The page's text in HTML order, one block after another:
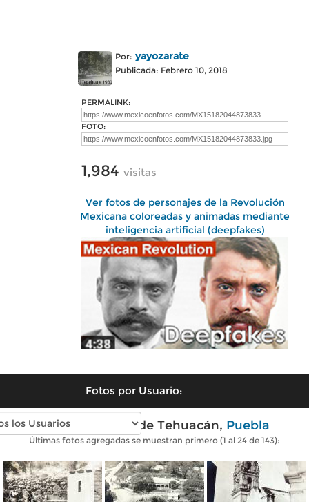
Por: yayozarate
Publicada: Febrero 10, 2018
PERMALINK:
FOTO:
1,984 visitas
Ver fotos de personajes de la Revolución
Mexicana coloreadas y animadas mediante
inteligencia artificial (deepfakes)
Fotos por Usuario:
Fotos antiguas de Tehuacán, Puebla
Últimas fotos agregadas se muestran primero (1 al 24 de 143):